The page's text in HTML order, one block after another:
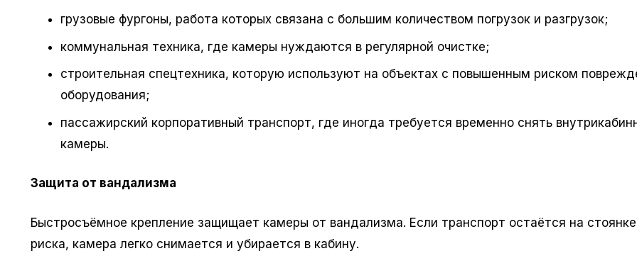
грузовые фургоны, работа которых связана с большим количеством погрузок и разгрузок;
коммунальная техника, где камеры нуждаются в регулярной очистке;
строительная спецтехника, которую используют на объектах с повышенным риском
оборудования;
пассажирский корпоративный транспорт, где иногда требуется временно снять
камеры.
Защита от вандализма
Быстросъёмное крепление защищает камеры от вандализма. Если транспорт остаётся на стоянке
риска, камера легко снимается и убирается в кабину.